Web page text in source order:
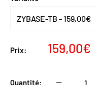
Prix:
Prix
159,00€
Quantité: